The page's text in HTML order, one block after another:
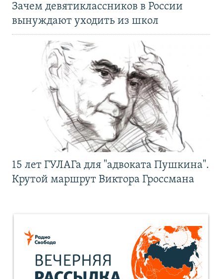
Зачем девятиклассников в России
вынуждают уходить из школ
15 лет ГУЛАГа для "адвоката Пушкина".
Крутой маршрут Виктора Гроссмана